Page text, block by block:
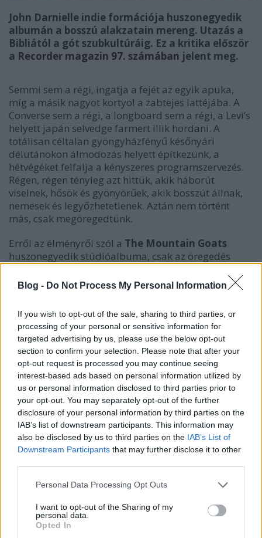
Blog - Do Not Process My Personal Information
If you wish to opt-out of the sale, sharing to third parties, or
processing of your personal or sensitive information for
targeted advertising by us, please use the below opt-out
section to confirm your selection. Please note that after your
opt-out request is processed you may continue seeing
interest-based ads based on personal information utilized by
us or personal information disclosed to third parties prior to
your opt-out. You may separately opt-out of the further
disclosure of your personal information by third parties on the
IAB’s list of downstream participants. This information may
also be disclosed by us to third parties on the IAB’s List of
Downstream Participants that may further disclose it to other
Please note that this website/app uses one or more Google
not limited to your visit or usage behaviour. You may click to
grant or deny consent to Google and its third-party tags to
use your data for below specified purposes in below Google
Personal Data Processing Opt Outs
I want to opt-out of the Sharing of my
personal data.
Opted In
John Darnielle indie formációja huszonegyedik
albumán a bosszú alakzatain mereng. Utazás a
Bibliától a gót szubkultúráig. Ez a kritika először
a Recorder magazin 97. számában jelent meg.
Semmi sem a régi, ingatja a fejét az egyik apuka,
míg a másik nagyot kortyol a zabtejes lattéjába. A
Converse sem a régi, a longboard sem a régi, a Levi’s
helyett japán selvedge farmert illik hordani. A
totálisan céltalan gyöngyházfényű későnyári
délutánokon álmodozás helyett építkezünk, a
hétvégéket felfalja a kényszeres programszervezés.
Régen, régen tényleg azt hittük, akik háborút
viselnek, hősök és gyönyörűek, akik bosszút állnak,
nemesek és legyőzhetetlenek. Aztán nem történt
más, csak megöregedtünk.
Erről az élményről szól a The Mountain Goats
huszonegyedik stúdióalbuma, csak az öregedés
popkulturális referenciákba rejti.John Darnielle-
nek az indie a régi, és ebben van valami végtelenül
szomorú.